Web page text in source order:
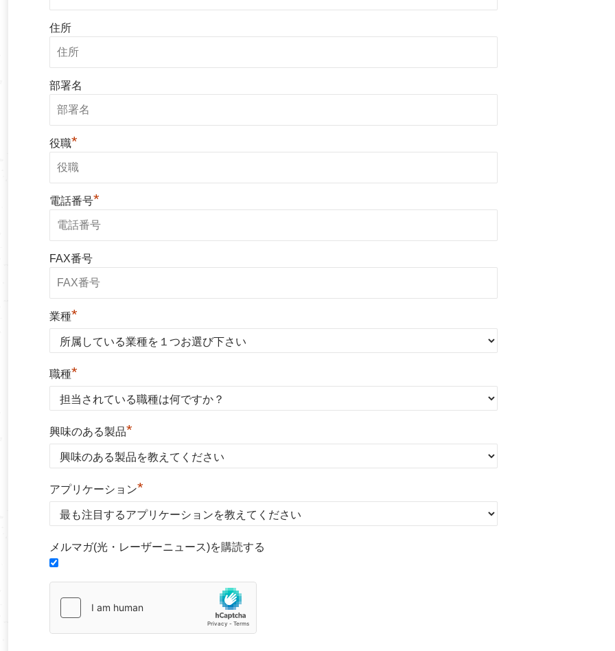
住所
部署名
役職*
電話番号*
FAX番号
業種*
職種*
興味のある製品*
アプリケーション*
メルマガ(光・レーザーニュース)を購読する